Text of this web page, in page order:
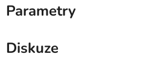
Parametry
Diskuze